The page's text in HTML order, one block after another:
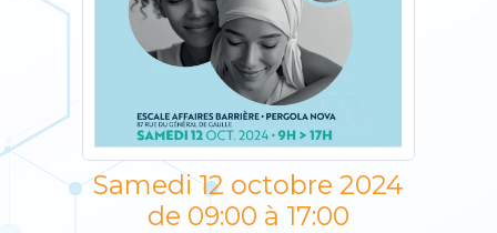
Samedi 12 octobre 2024
de 09:00 à 17:00